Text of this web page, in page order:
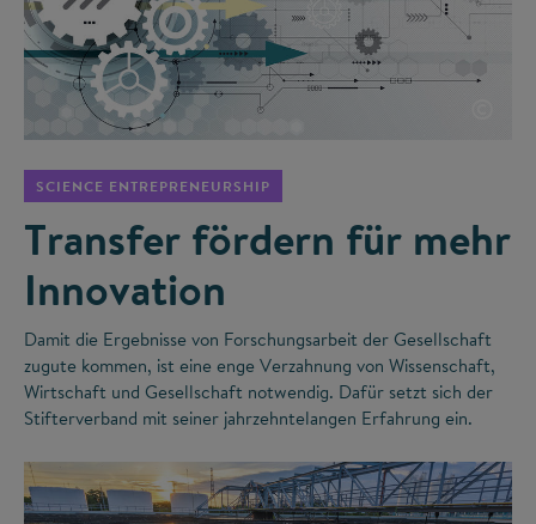
SCIENCE ENTREPRENEURSHIP
Transfer fördern für mehr
Innovation
Damit die Ergebnisse von Forschungsarbeit der Gesellschaft
zugute kommen, ist eine enge Verzahnung von Wissenschaft,
Wirtschaft und Gesellschaft notwendig. Dafür setzt sich der
Stifterverband mit seiner jahrzehntelangen Erfahrung ein.